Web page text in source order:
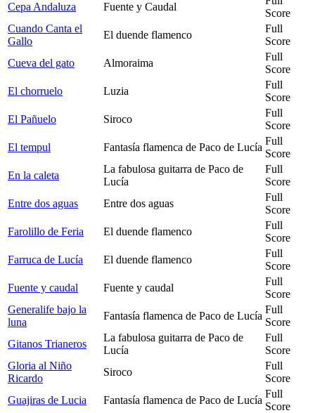
Cepa Andaluza Fuente y Caudal
Score
Cuando Canta el
Gallo
El duende flamenco
Full
Score
Cueva del gato
Almoraima
Full
Score
El chorruelo
Luzia
Full
Score
El Pañuelo
Siroco
Full
Score
El tempul
Fantasía flamenca de Paco de Lucía
Full
Score
En la caleta
La fabulosa guitarra de Paco de
Lucía
Full
Score
Entre dos aguas
Entre dos aguas
Full
Score
Farolillo de Feria
El duende flamenco
Full
Score
Farruca de Lucía
El duende flamenco
Full
Score
Fuente y caudal
Fuente y caudal
Full
Score
Generalife bajo la
luna
Fantasía flamenca de Paco de Lucía
Full
Score
Gitanos Trianeros
La fabulosa guitarra de Paco de
Lucía
Full
Score
Gloria al Niño
Ricardo
Siroco
Full
Score
Guajiras de Lucia
Fantasía flamenca de Paco de Lucía
Full
Score